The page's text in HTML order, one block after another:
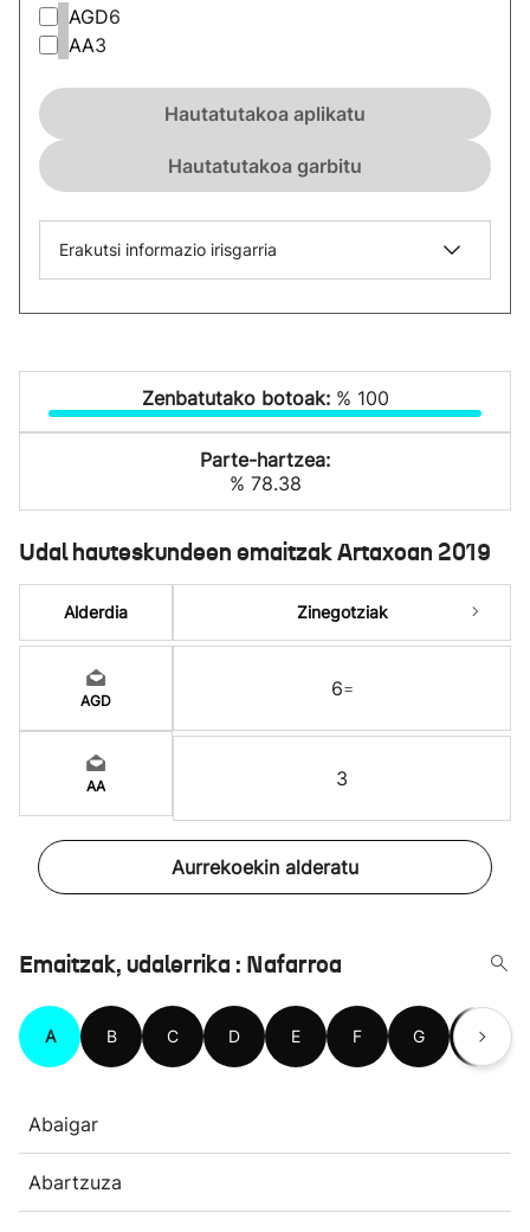
AGD6
AA3
Hautatutakoa aplikatu
Hautatutakoa garbitu
Erakutsi informazio irisgarria
Zenbatutako botoak: % 100
Parte-hartzea:
% 78.38
Udal hauteskundeen emaitzak Artaxoan 2019
Alderdia
AGD
AA
Zinegotziak
6=
3
Aurrekoekin alderatu
Emaitzak, udalerrika : Nafarroa
A B C D E F G H
Abaigar
Abartzuza